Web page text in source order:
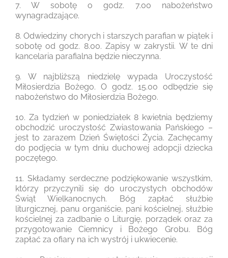
7. W sobotę o godz. 7.00 nabożeństwo
wynagradzające.
8. Odwiedziny chorych i starszych parafian w piątek i
sobotę od godz. 8.00. Zapisy w zakrystii. W te dni
kancelaria parafialna będzie nieczynna.
9. W najbliższą niedzielę wypada Uroczystość
Miłosierdzia Bożego. O godz. 15.00 odbędzie się
nabożeństwo do Miłosierdzia Bożego.
10. Za tydzień w poniedziałek 8 kwietnia będziemy
obchodzić uroczystość Zwiastowania Pańskiego –
jest to zarazem Dzień Świętości Życia. Zachęcamy
do podjęcia w tym dniu duchowej adopcji dziecka
poczętego.
11. Składamy serdeczne podziękowanie wszystkim,
którzy przyczynili się do uroczystych obchodów
Świąt Wielkanocnych. Bóg zapłać służbie
liturgicznej, panu organiście, pani kościelnej, służbie
kościelnej za zadbanie o Liturgię, porządek oraz za
przygotowanie Ciemnicy i Bożego Grobu. Bóg
zapłać za ofiary na ich wystrój i ukwiecenie.